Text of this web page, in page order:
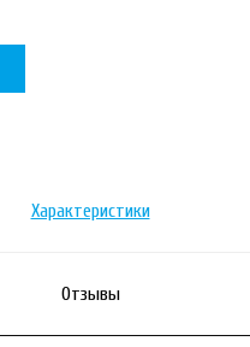
Характеристики
Отзывы